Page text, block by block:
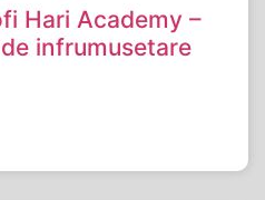
Hari Academy –
infrumusetare